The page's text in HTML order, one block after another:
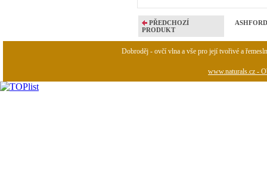
PŘEDCHOZÍ
PRODUKT
Dobroděj - ovčí vlna a vše pro její tvořivé a
www.naturals.cz -